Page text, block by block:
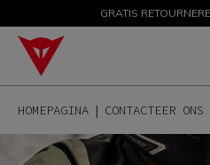
PROMOTIES TOT
GRATIS
HOMEPAGINA CONTACTEER ONS